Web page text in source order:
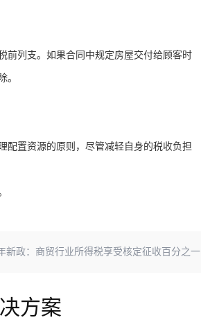
前列支。如果合同中规定房屋交付给顾客时
。
配置资源的原则，尽管减轻自身的税收负担
新政：商贸行业所得税享受核定征收百分之一
方案